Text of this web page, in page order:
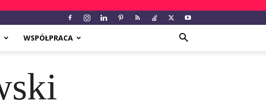
WSPÓŁPRACA